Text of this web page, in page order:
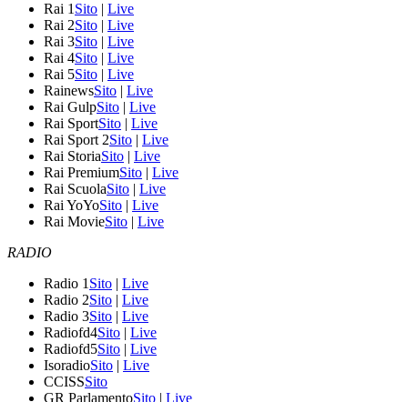
Rai 1 Sito | Live
Rai 2Sito | Live
Rai 3Sito | Live
Rai 4Sito | Live
Rai 5Sito | Live
RainewsSito | Live
Rai GulpSito | Live
Rai SportSito | Live
Rai Sport 2Sito | Live
Rai StoriaSito | Live
Rai PremiumSito | Live
Rai ScuolaSito | Live
Rai YoYoSito | Live
Rai MovieSito | Live
RADIO
Radio 1 Sito | Live
Radio 2Sito | Live
Radio 3Sito | Live
Radiofd4Sito | Live
Radiofd5Sito | Live
IsoradioSito | Live
CCISSSito
GR ParlamentoSito | Live